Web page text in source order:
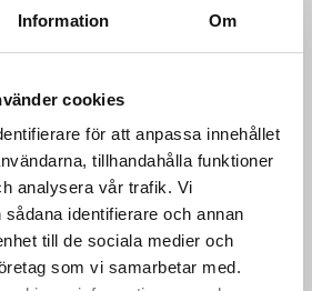
Information Om
cookies
för att anpassa innehållet
tillhandahålla funktioner
analysera vår trafik. Vi
identifierare och annan
till de sociala medier och
som vi samarbetar med.